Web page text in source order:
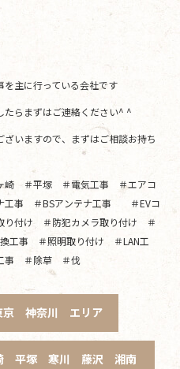
主に行っている会社です
たらまずはご連絡ください^ ^
いますので、まずはご相談お持ち
崎 ＃平塚 ＃電気工事 ＃エアコ
工事 ＃BSアンテナ工事 ＃EVコ
り付け ＃防犯カメラ取り付け ＃
工事 ＃照明取り付け ＃LAN工
事 ＃除草 ＃伐
京 神奈川 エリア
平塚 寒川 藤沢 湘南